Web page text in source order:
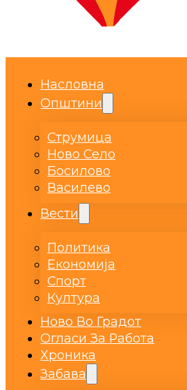
Насловна
Општини
Струмица
Ново Село
Босилово
Василево
Вести
Политика
Економија
Спорт
Култура
Ново Во Градот
Огласи За Работа
Хроника
Забава